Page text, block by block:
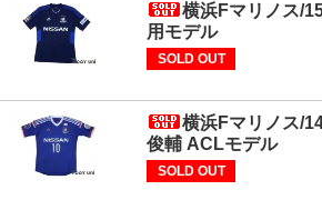
横浜Fマリノス/
用モデル
SOLD OUT
横浜Fマリノス/
俊輔 ACLモデル
SOLD OUT